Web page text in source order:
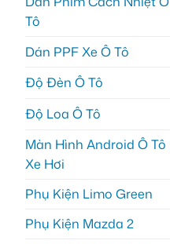
Tô
Dán PPF Xe Ô Tô
Độ Đèn Ô Tô
Độ Loa Ô Tô
Màn Hình Android Ô Tô
Xe Hơi
Phụ Kiện Limo Green
Phụ Kiện Mazda 2